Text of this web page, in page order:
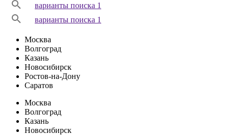
варианты поиска 1
варианты поиска 1
Москва
Волгоград
Казань
Новосибирск
Ростов-на-Дону
Саратов
Москва
Волгоград
Казань
Новосибирск